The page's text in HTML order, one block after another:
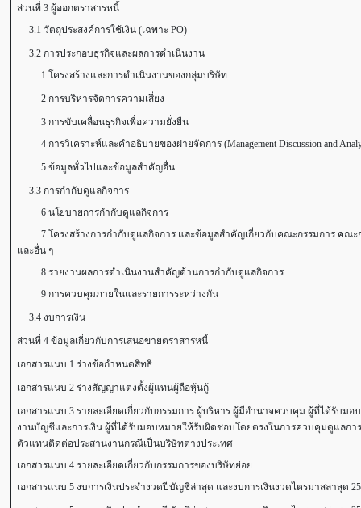
ส่วนที่ 3 ผู้ออกตราสารหนี้
3.1 วัตถุประสงค์การใช้เงิน (เฉพาะ PO)
3.2 การประกอบธุรกิจและผลการดำเนินงาน
1 โครงสร้างและการดำเนินงานของกลุ่มบริษัท
2 การบริหารจัดการความเสี่ยง
3 การขับเคลื่อนธุรกิจเพื่อความยั่งยืน
4 การวิเคราะห์และคำอธิบายของฝ่ายจัดการ (Management Discussion and
5 ข้อมูลทั่วไปและข้อมูลสำคัญอื่น
3.3 การกำกับดูแลกิจการ
6 นโยบายการกำกับดูแลกิจการ
7 โครงสร้างการกำกับดูแลกิจการ และข้อมูลสำคัญเกี่ยวกับคณะกรรมการ คณะ
และอื่น ๆ
8 รายงานผลการดำเนินงานสำคัญด้านการกำกับดูแลกิจการ
9 การควบคุมภายในและรายการระหว่างกัน
3.4 งบการเงิน
ส่วนที่ 4 ข้อมูลเกี่ยวกับการเสนอขายตราสารหนี้
เอกสารแนบ 1 ร่างข้อกำหนดสิทธิ
เอกสารแนบ 2 ร่างสัญญาแต่งตั้งผู้แทนผู้ถือหุ้นกู้
เอกสารแนบ 3 รายละเอียดเกี่ยวกับกรรมการ ผู้บริหาร ผู้มีอำนาจควบคุม ผู้ที่ได้รับม
งานบัญชีและการเงิน ผู้ที่ได้รับมอบหมายให้รับผิดชอบโดยตรงในการควบคุมดูแลก
ตัวแทนติดต่อประสานงานกรณีเป็นบริษัทต่างประเทศ
เอกสารแนบ 4 รายละเอียดเกี่ยวกับกรรมการของบริษัทย่อย
เอกสารแนบ 5 งบการเงินประจำงวดปีบัญชีล่าสุด และงบการเงินงวดไตรมาสล่าสุด